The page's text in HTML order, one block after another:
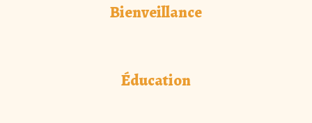
Bienveillance
Éducation